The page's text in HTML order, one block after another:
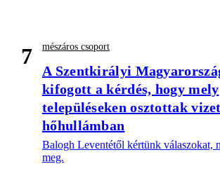
7 mészáros csoport
A Szentkirályi
kifogott a kérdés, hogy mely
településeken osztottak
hőhullámban
Balogh Leventétől kértünk válaszokat,
meg.